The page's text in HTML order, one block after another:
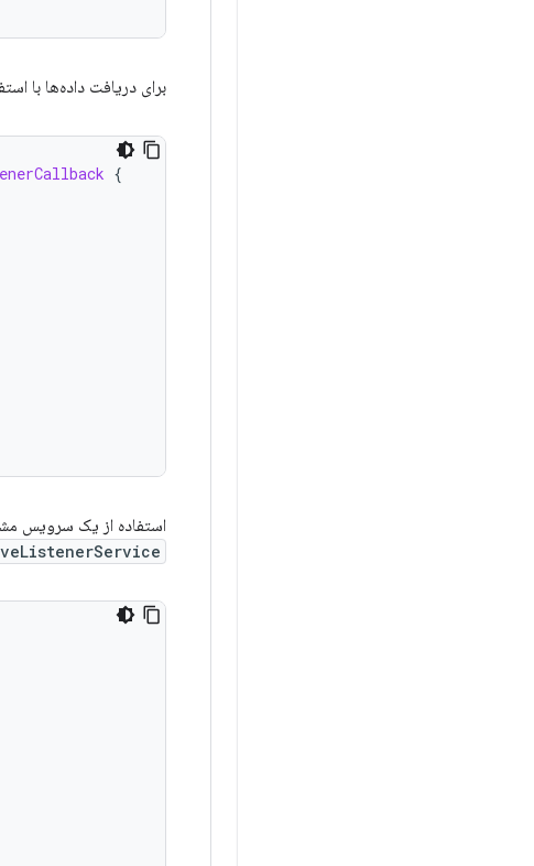
برای دریافت داده‌ها با
{
استفاده از یک سرویس